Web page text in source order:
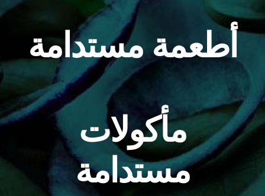
أطعمة مستدامة
مأكولات
مستدامة